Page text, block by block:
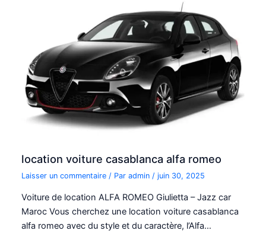
location voiture casablanca alfa romeo
Laisser un commentaire / Paradmin /juin 30, 2025
Voiture de location ALFA ROMEO Giulietta – Jazz car
Maroc Vous cherchez une location voiture casablanca
alfa romeo avec du style et du caractère, l’Alfa…